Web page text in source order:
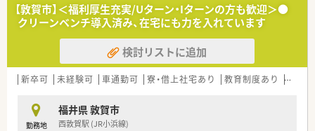
【敦賀市】＜福利厚生充実/Uターン・Iターンの方も歓迎＞●
クリーンベンチ導入済み、在宅にも力を入れています
検討リストに追加
新卒可 未経験可 車通勤可 寮・借上社宅あり 教育制度あり シフ
勤務地
福井県 敦賀市
西敦賀駅 (JR小浜線)